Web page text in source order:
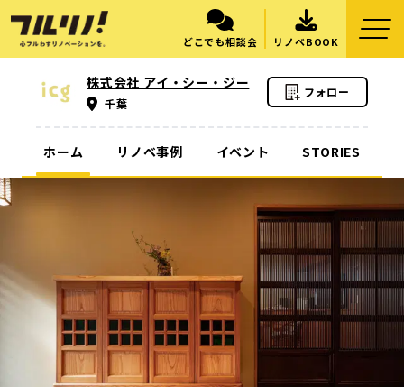
どこでも相談会 リノベBOOK
株式会社 アイ・シー・ジー
千葉
フォロー
ホーム リノベ事例 イベント STORIES